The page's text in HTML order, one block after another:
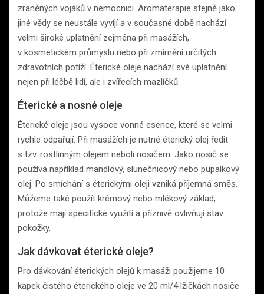
zraněných vojáků v nemocnici. Aromaterapie stejně jako
jiné vědy se neustále vyvíjí a v současné době nachází
velmi široké uplatnění zejména při masážích,
v kosmetickém průmyslu nebo při zmírnění určitých
zdravotních potíží. Éterické oleje nachází své uplatnění
nejen při léčbě lidí, ale i zvířecích mazlíčků.
Éterické a nosné oleje
Éterické oleje jsou vysoce vonné esence, které se velmi
rychle odpařují. Při masážích je nutné éterický olej ředit
s tzv. rostlinným olejem neboli nosičem. Jako nosič se
používá například mandlový, slunečnicový nebo pupalkový
olej. Po smíchání s éterickými oleji vzniká příjemná směs.
Můžeme také použít krémový nebo mlékový základ,
protože mají specifické využití a příznivě ovlivňují stav
pokožky.
Jak dávkovat éterické oleje?
Pro dávkování éterických olejů k masáži použijeme 10
kapek čistého éterického oleje ve 20 ml/4 lžičkách nosiče